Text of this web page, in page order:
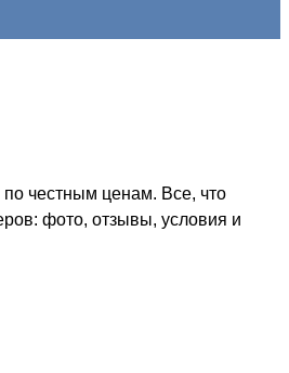
честным ценам. Все, что
фото, отзывы, условия и